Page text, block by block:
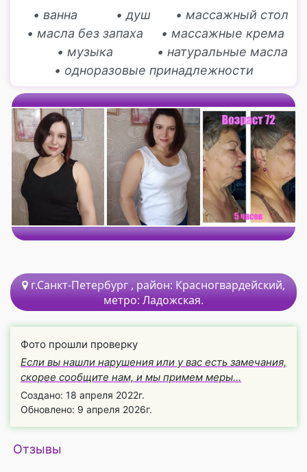
• ванна • душ
• массажный стол
• масла без запаха
• массажные крема
• музыка
• натуральные масла
• одноразовые принадлежности
г.Санкт-Петербург, район: Красногвардейский,
метро: Ладожская.
Фото прошли проверку
Если вы нашли нарушения или у вас есть замечания,
скорее сообщите нам, и мы примем меры...
Создано: 18 апреля 2022г.
Обновлено: 9 апреля 2026г.
Отзывы